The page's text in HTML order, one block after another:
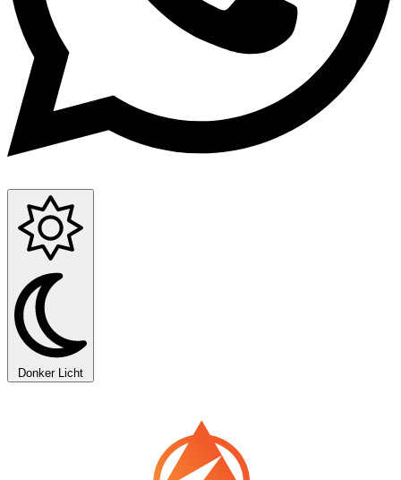
Donker Licht